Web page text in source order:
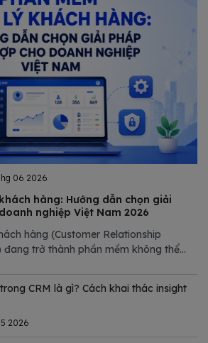
06 2026
hàng: Hướng dẫn chọn giải
nghiệp Việt Nam 2026
hàng (Customer Relationship
đang trở thành phần mềm không thể
tổng hợp và phân tích chi tiết các
CRM là gì? Cách khai thác insight
2026